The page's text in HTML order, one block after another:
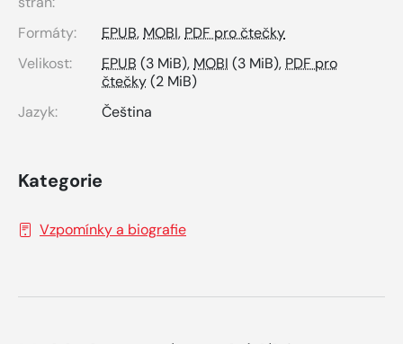
Formáty: EPUB, MOBI, PDF pro čtečky
Velikost:
EPUB (3 MiB), MOBI (3 MiB), PDF pro
čtečky(2 MiB)
Jazyk:
Čeština
Kategorie
Vzpomínky a biografie